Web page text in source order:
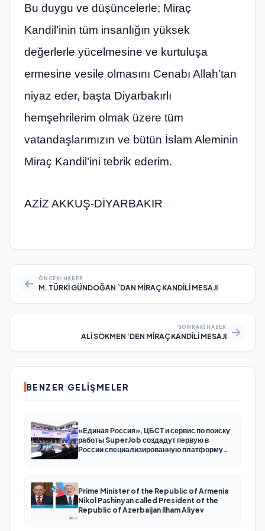
Bu duygu ve düşüncelerle; Miraç
Kandil’inin tüm insanlığın yüksek
değerlerle yücelmesine ve kurtuluşa
ermesine vesile olmasını Cenabı Allah’tan
niyaz eder, başta Diyarbakırlı
hemşehrilerim olmak üzere tüm
vatandaşlarımızın ve bütün İslam Aleminin
Miraç Kandil’ini tebrik ederim.
AZİZ AKKUŞ-DİYARBAKIR
ÖNCEKI HABER
M. TÜRKİ GÜNDOĞAN `DAN MİRAÇ KANDİLİ MESAJI
SONRAKI HABER
ALİ SÖKMEN ‘DEN MİRAÇ KANDİLİ MESAJI
BENZER GELIŞMELER
«Единая Россия», ЦБСТ и сервис по поиску
работы SuperJob создадут первую в
России специализированную платформу
Prime Minister of the Republic of Armenia
Nikol Pashinyan called President of the
Republic of Azerbaijan Ilham Aliyev